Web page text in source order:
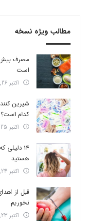
مطالب ویژه نسخه
است
اکتبر 26, 2024
شیرین
کدام است؟
اکتبر 25, 2024
14
هستید
اکتبر 24, 2024
قبل از
نخوریم
اکتبر 23, 2024